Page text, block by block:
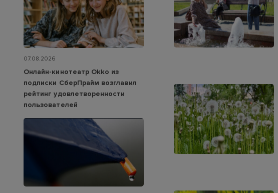
07.08.2026
Онлайн-кинотеатр Okko из
подписки СберПрайм возглавил
рейтинг удовлетворенности
пользователей